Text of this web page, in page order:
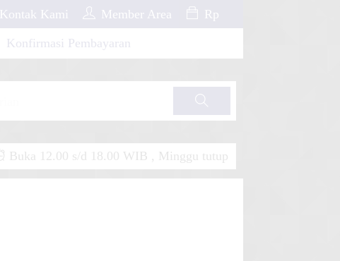
Kontak Kami Member Area Rp
Konfirmasi Pembayaran
Cari
Buka 12.00 s/d 18.00 WIB , Minggu tutup